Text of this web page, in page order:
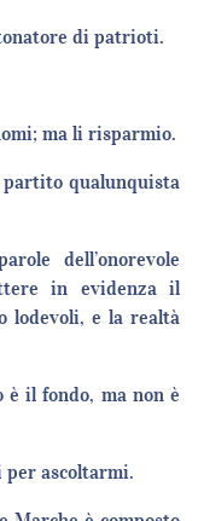
di patrioti.
ma li risparmio.
partito qualunquista
dell’onorevole
in evidenza il
lodevoli, e la realtà
è il fondo, ma non è
per ascoltarmi.